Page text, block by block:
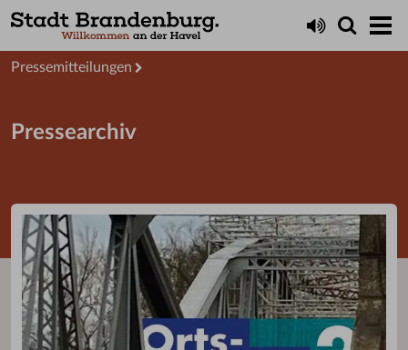
Presseservice
Pressemitteilungen
Pressearchiv